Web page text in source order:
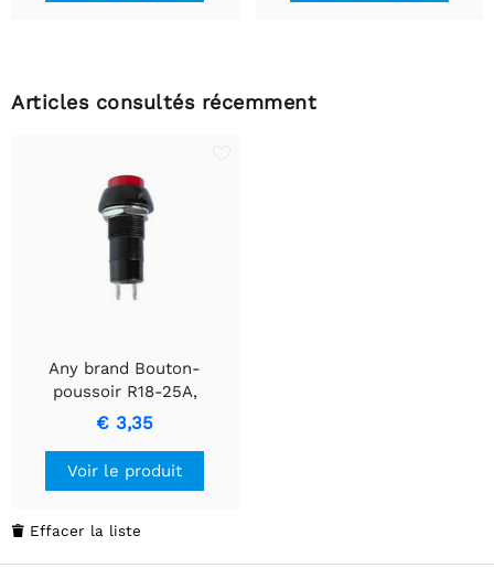
Articles consultés récemment
Any brand Bouton-
poussoir R18-25A,
mécanisme OFF-(ON),
rouge
€ 3,35
Voir le produit
 Effacer la liste